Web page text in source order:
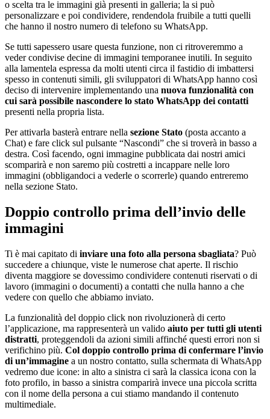
o scelta tra le immagini già presenti in galleria; la si può
personalizzare e poi condividere, rendendola fruibile a tutti quelli
che hanno il nostro numero di telefono su WhatsApp.
Se tutti sapessero usare questa funzione, non ci ritroveremmo a
veder condivise decine di immagini temporanee inutili. In seguito
alla lamentela espressa da molti utenti circa il fastidio di imbattersi
spesso in contenuti simili, gli sviluppatori di WhatsApp hanno così
deciso di intervenire implementando una nuova funzionalità con
cui sarà possibile nascondere lo stato WhatsApp dei contatti
presenti nella propria lista.
Per attivarla basterà entrare nella sezione Stato (posta accanto a
Chat) e fare click sul pulsante “Nascondi” che si troverà in basso a
destra. Così facendo, ogni immagine pubblicata dai nostri amici
scomparirà e non saremo più costretti a incappare nelle loro
immagini (obbligandoci a vederle o scorrerle) quando entreremo
nella sezione Stato.
Doppio controllo prima dell’invio delle
immagini
Ti è mai capitato di inviare una foto alla persona sbagliata? Può
succedere a chiunque, viste le numerose chat aperte. Il rischio
diventa maggiore se dovessimo condividere contenuti riservati o di
lavoro (immagini o documenti) a contatti che nulla hanno a che
vedere con quello che abbiamo inviato.
La funzionalità del doppio click non rivoluzionerà di certo
l’applicazione, ma rappresenterà un valido aiuto per tutti gli utenti
distratti, proteggendoli da azioni simili affinché questi errori non si
verifichino più. Col doppio controllo prima di confermare l’invio
di un’immagine a un nostro contatto, sulla schermata di WhatsApp
vedremo due icone: in alto a sinistra ci sarà la classica icona con la
foto profilo, in basso a sinistra comparirà invece una piccola scritta
con il nome della persona a cui stiamo mandando il contenuto
multimediale.